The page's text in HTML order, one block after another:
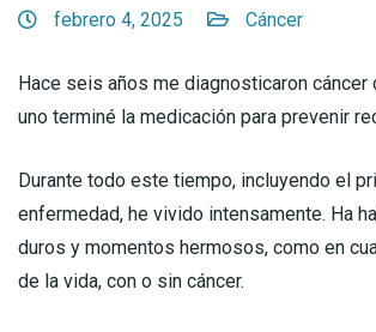
febrero 4, 2025 Cáncer
Hace seis años me diagnosticaron cáncer
uno terminé la medicación para prevenir
Durante todo este tiempo, incluyendo el
enfermedad, he vivido intensamente. Ha
duros y momentos hermosos, como en
de la vida, con o sin cáncer.